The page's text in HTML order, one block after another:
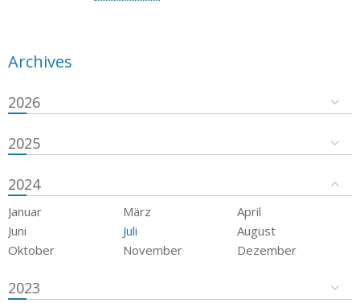
Archives
2026
2025
2024
Januar März
April
Juni
Juli
August
Oktober
November Dezember
2023